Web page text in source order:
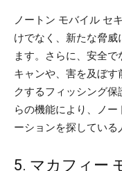
ノートン モバイル セ
けでなく、新たな脅
ます。さらに、安全
キャンや、害を及ぼ
クするフィッシング
らの機能により、ノ
ーションを探している
5. マカフィー